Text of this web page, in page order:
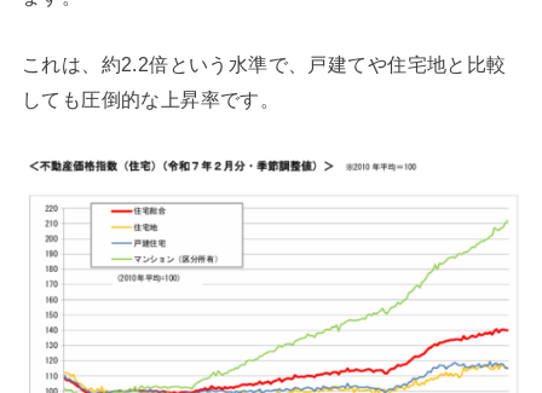
これは、約2.2倍という水準で、戸建てや住宅地と比較
しても圧倒的な上昇率です。